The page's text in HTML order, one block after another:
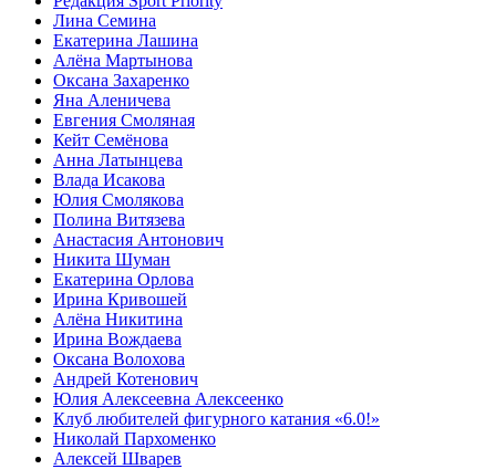
Лина Семина
Екатерина Лашина
Алёна Мартынова
Оксана Захаренко
Яна Аленичева
Евгения Смоляная
Кейт Семёнова
Анна Латынцева
Влада Исакова
Юлия Смолякова
Полина Витязева
Анастасия Антонович
Никита Шуман
Екатерина Орлова
Ирина Кривошей
Алёна Никитина
Ирина Вождаева
Оксана Волохова
Андрей Котенович
Юлия Алексеевна Алексеенко
Клуб любителей фигурного катания «6.0!»
Николай Пархоменко
Алексей Шварев